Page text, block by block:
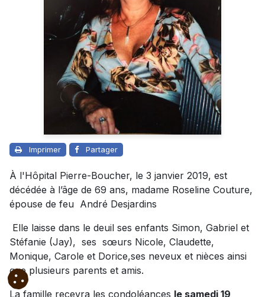
Imprimer Partager
À l'Hôpital Pierre-Boucher, le 3 janvier 2019, est
décédée à l’âge de 69 ans, madame Roseline Couture,
épouse de feu André Desjardins
Elle laisse dans le deuil ses enfants Simon, Gabriel et
Stéfanie (Jay), ses sœurs Nicole, Claudette,
Monique, Carole et Dorice,ses neveux et nièces ainsi
que plusieurs parents et amis.
La famille recevra les condoléances le samedi 19